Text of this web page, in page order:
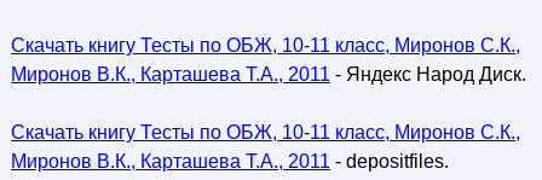
Скачать книгу Тесты по ОБЖ, 10-11 класс, Миронов С.К.,
Миронов В.К., Карташева Т.А., 2011 - Яндекс Народ Диск.
Скачать книгу Тесты по ОБЖ, 10-11 класс, Миронов С.К.,
Миронов В.К., Карташева Т.А., 2011 - depositfiles.